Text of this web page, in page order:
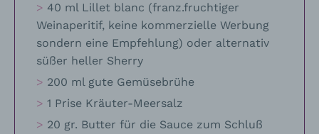
40 ml Lillet blanc (franz.fruchtiger
Weinaperitif, keine kommerzielle Werbung
sondern eine Empfehlung) oder alternativ
süßer heller Sherry
200 ml gute Gemüsebrühe
1 Prise Kräuter-Meersalz
20 gr. Butter für die Sauce zum Schluß